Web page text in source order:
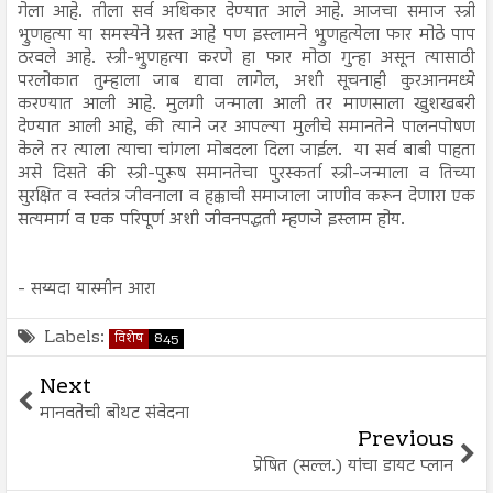
गेला आहे. तीला सर्व अधिकार देण्यात आले आहे. आजचा समाज स्त्री
भ्रुणहत्या या समस्येने ग्रस्त आहे पण इस्लामने भ्रुणहत्येला फार मोठे पाप
ठरवले आहे. स्त्री-भ्रुणहत्या करणे हा फार मोठा गुन्हा असून त्यासाठी
परलोकात तुम्हाला जाब द्यावा लागेल, अशी सूचनाही कुरआनमध्ये
करण्यात आली आहे. मुलगी जन्माला आली तर माणसाला खुशखबरी
देण्यात आली आहे, की त्याने जर आपल्या मुलीचे समानतेने पालनपोषण
केले तर त्याला त्याचा चांगला मोबदला दिला जाईल. या सर्व बाबी पाहता
असे दिसते की स्त्री-पुरूष समानतेचा पुरस्कर्ता स्त्री-जन्माला व तिच्या
सुरक्षित व स्वतंत्र जीवनाला व हक्काची समाजाला जाणीव करून देणारा एक
सत्यमार्ग व एक परिपूर्ण अशी जीवनपद्धती म्हणजे इस्लाम होय.
- सय्यदा यास्मीन आरा
Labels: विशेष 845
Next
मानवतेची बोथट संवेदना
Previous
प्रेषित (सल्ल.) यांचा डायट प्लान